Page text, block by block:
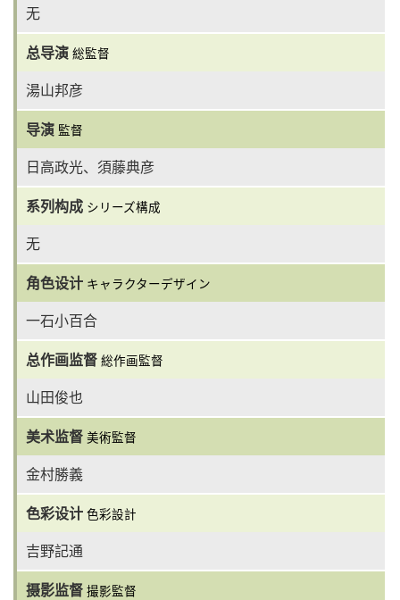
无
总导演 総監督
湯山邦彦
导演 監督
日高政光、須藤典彦
系列构成 シリーズ構成
无
角色设计 キャラクターデザイン
一石小百合
总作画监督 総作画監督
山田俊也
美术监督 美術監督
金村勝義
色彩设计 色彩設計
吉野記通
摄影监督 撮影監督